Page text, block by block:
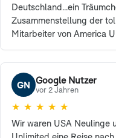
Deutschland...ein
Zusammenstellung der
Mitarbeiter von America
den Profis waren
können und werden
weiterempfehlen. Auch
begeistert und sind es
Dank an Herrn Sanders
GN Google Nutzer
vor 2 Jahren
★ ★ ★ ★ ★
Wir waren USA Neulinge